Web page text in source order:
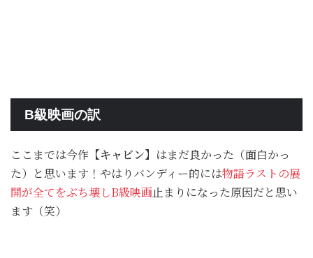
B級映画の訳
ここまでは今作 【キャビン】 はまだ良かった（面白かっ
た）と思います！やはりバンディー的には物語ラストの展
開が全てをぶち壊しB級映画止まりになった原因だと思い
ます（笑）